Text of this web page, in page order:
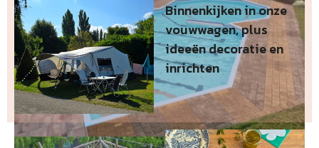
Binnenkijken in onze
vouwwagen, plus
ideeën decoratie en
inrichten